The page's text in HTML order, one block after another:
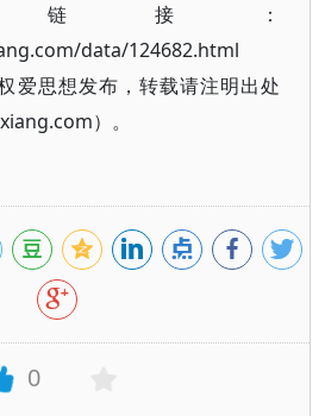
链接：
data/124682.html
爱思想发布，转载请注明出处
）。
0